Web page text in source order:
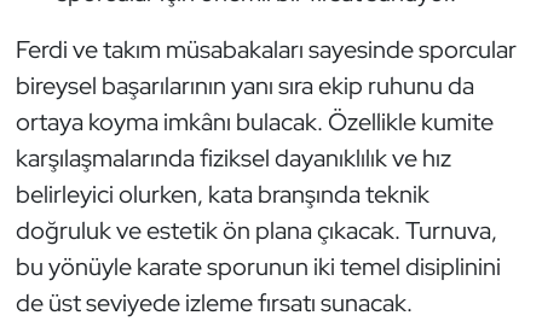
Ferdi ve takım müsabakaları sayesinde sporcular
bireysel başarılarının yanı sıra ekip ruhunu da
ortaya koyma imkânı bulacak. Özellikle kumite
karşılaşmalarında fiziksel dayanıklılık ve hız
belirleyici olurken, kata branşında teknik
doğruluk ve estetik ön plana çıkacak. Turnuva,
bu yönüyle karate sporunun iki temel disiplinini
de üst seviyede izleme fırsatı sunacak.
Özel Sporcular
Paralimpik
Ragbi
Satranç
Su Topu